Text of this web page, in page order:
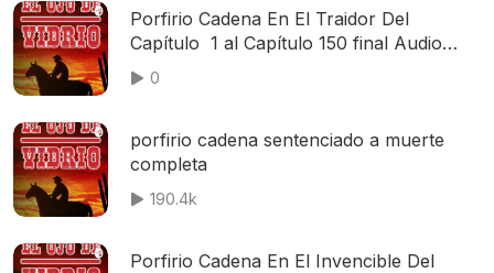
Porfirio Cadena En El Traidor Del
Capítulo 1 al Capítulo 150 final Audio
Original
0
porfirio cadena sentenciado a muerte
completa
190.4k
Porfirio Cadena En El Invencible Del